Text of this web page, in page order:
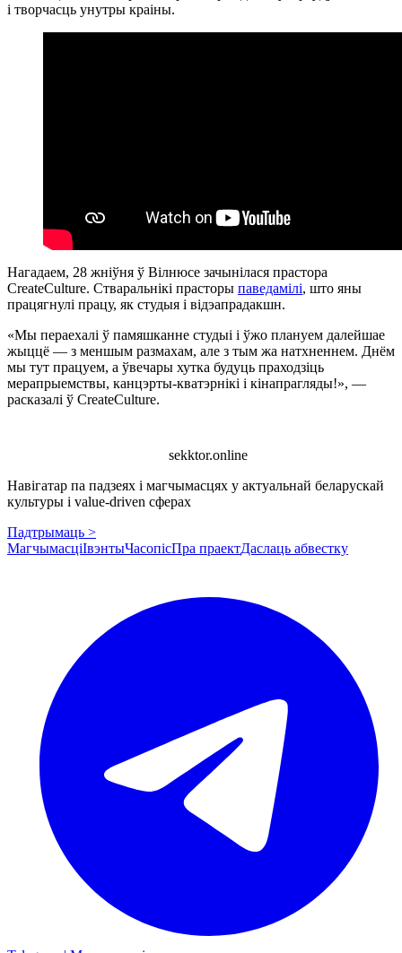
і творчасць унутры краіны.
Нагадаем, 28 жніўня ў Вілнюсе зачынілася прастора
CreateCulture. Стваральнікі прасторы паведамілі, што яны
працягнулі працу, як студыя і відэапрадакшн.
«Мы пераехалі ў памяшканне студыі і ўжо плануем далейшае
жыццё — з меншым размахам, але з тым жа натхненнем. Днём
мы тут працуем, а ўвечары хутка будуць праходзіць
мерапрыемствы, канцэрты-кватэрнікі і кінапрагляды!», —
расказалі ў CreateCulture.
sekktor.online
Навігатар па падзеях і магчымасцях у актуальнай беларускай
культуры і value-driven сферах
Падтрымаць >
МагчымасціІвэнтыЧасопісПра праектДаслаць абвестку